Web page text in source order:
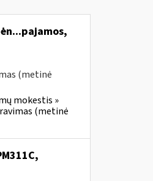
(metinė
mokestis »
(metinė